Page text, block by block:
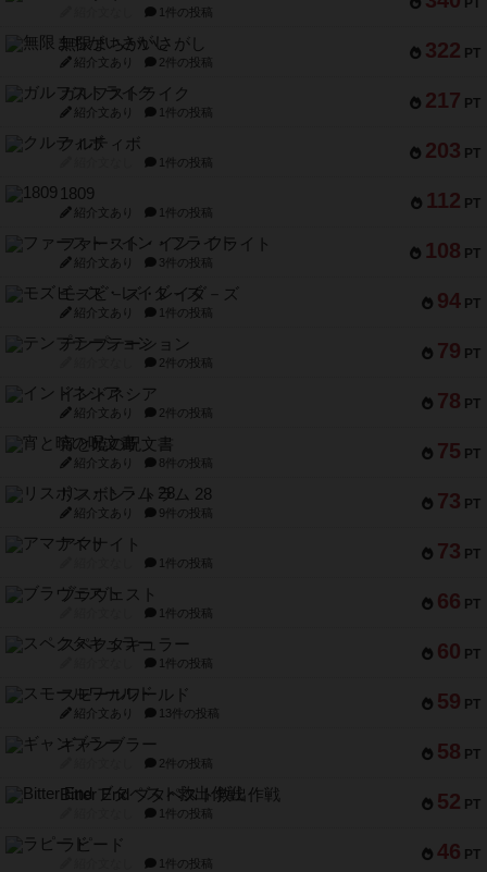
PT
1件の投稿
322 PT
無限まちがいさがし
紹介文あり 2件の投稿
217 PT
ガルフストライク
紹介文あり 1件の投稿
203 PT
クルティボ
1件の投稿
112 PT
1809
紹介文あり 1件の投稿
108 PT
ファースト・イン・フライト
紹介文あり 3件の投稿
94 PT
モズビ－ズ・レイダ－ズ
紹介文あり 1件の投稿
79 PT
テンプテーション
2件の投稿
78 PT
インドネシア
紹介文あり 2件の投稿
75 PT
宵と暁の呪文書
紹介文あり 8件の投稿
73 PT
リスボン・トラム 28
紹介文あり 9件の投稿
73 PT
アマナイト
1件の投稿
66 PT
ブラヴェスト
1件の投稿
60 PT
スペクタキュラー
1件の投稿
59 PT
スモールワールド
紹介文あり 13件の投稿
58 PT
ギャンブラー
2件の投稿
52 PT
Bitter End ブタペスト救出作戦
1件の投稿
46 PT
ラピード
1件の投稿